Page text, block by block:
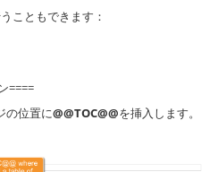
こともできます：
====
の位置に@@TOC@@を挿入します。